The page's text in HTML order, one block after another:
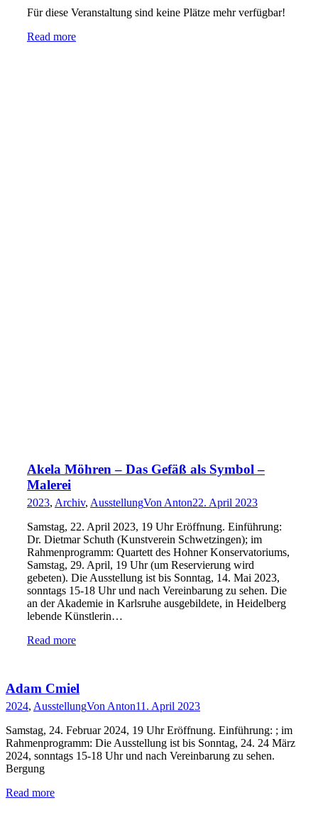
Für diese Veranstaltung sind keine Plätze mehr verfügbar!
Read more
Akela Möhren – Das Gefäß als Symbol –
Malerei
2023, Archiv, AusstellungVon Anton22. April 2023
Samstag, 22. April 2023, 19 Uhr Eröffnung. Einführung:
Dr. Dietmar Schuth (Kunstverein Schwetzingen); im
Rahmenprogramm: Quartett des Hohner Konservatoriums,
Samstag, 29. April, 19 Uhr (um Reservierung wird
gebeten). Die Ausstellung ist bis Sonntag, 14. Mai 2023,
sonntags 15-18 Uhr und nach Vereinbarung zu sehen. Die
an der Akademie in Karlsruhe ausgebildete, in Heidelberg
lebende Künstlerin…
Read more
Adam Cmiel
2024, AusstellungVon Anton11. April 2023
Samstag, 24. Februar 2024, 19 Uhr Eröffnung. Einführung: ; im
Rahmenprogramm: Die Ausstellung ist bis Sonntag, 24. 24 März
2024, sonntags 15-18 Uhr und nach Vereinbarung zu sehen.
Bergung
Read more